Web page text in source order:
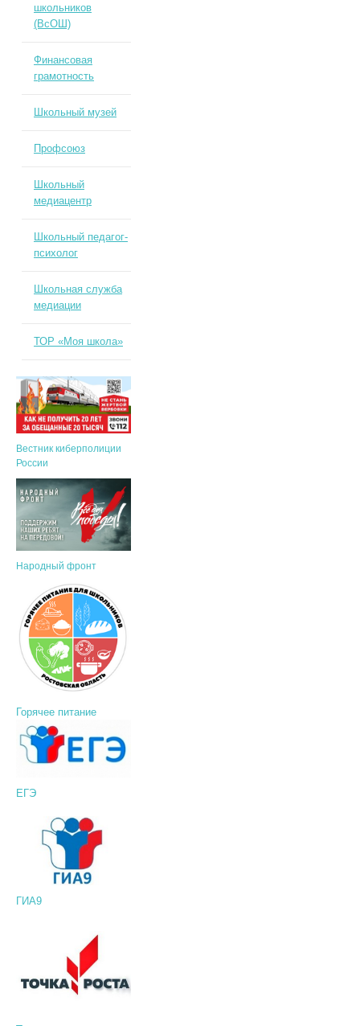
школьников
(ВсОШ)
Финансовая
грамотность
Школьный музей
Профсоюз
Школьный
медиацентр
Школьный педагог-
психолог
Школьная служба
медиации
ТОР «Моя школа»
Вестник киберполиции
России
Народный фронт
Горячее питание
ЕГЭ
ГИА9